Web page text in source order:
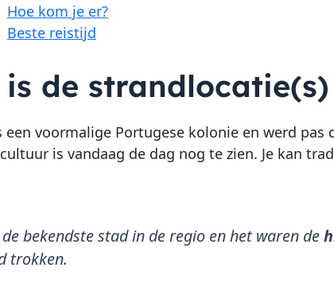
Hoe kom je er?
Beste reistijd
is de
een voormalige Portugese kolonie en werd
is vandaag de dag nog te zien. Je kan
de bekendste stad in de regio en het waren de
trokken.